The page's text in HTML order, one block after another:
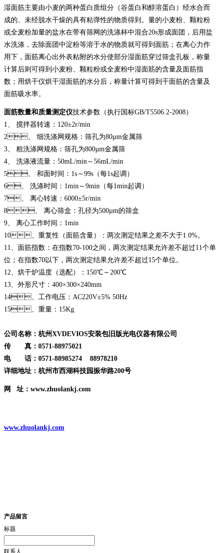
湿面筋主要由小麦的两种蛋白质组分（谷蛋白和醇溶蛋白）经水合而
成的、未经脱水干燥的具有粘弹性的物质得到。量的小麦粉、颗粒粉
或全麦粉加量的盐水在带有筛网的洗涤杯中混合20s形成面团，后用盐
水洗涤，去除面团中淀粉等溶于水的物质就可得到面筋；在离心力作
用下，面筋离心出外表粘附的水分使部分湿面筋穿过筛盒孔板，称量
计算后则可得到小麦粉、颗粒粉或全麦粉中湿面筋的含量及面筋指
数；用烘干仪烘干湿面筋的水分后，称量计算可得到干面筋的含量及
面筋吸水率。
面筋数量和质量测定仪技术参数（执行国标GB/T5506.2-2008）
1、 搅拌器转速：120±2r/min
2、 细洗涤网规格：筛孔为80µm金属筛
3、 粗洗涤网规格：筛孔为800µm金属筛
4、 洗涤液流量：50mL/min～56mL/min
5、 和面时间：1s～99s（每1s起调）
6、 洗涤时间：1min～9min（每1min起调）
7、 离心转速：6000±5r/min
8、 离心筛盒：孔径为500µm的筛盒
9、 离心工作时间：1min
10、重复性（面筋含量）：两次测定结果之差不大于1.0%。
11、面筋指数：在指数70-100之间，两次测定结果允许差不超过11个单
位；在指数70以下，两次测定结果允许差不超过15个单位。
12、烘干炉温度（选配）：150℃～200℃
13、外形尺寸：400×300×240mm
14、工作电压：AC220V±5% 50Hz
15、重量：15Kg
公司名称：杭州XVDEVIOS安装包旧版光电仪器有限公司
传 真：0571-88975021
电 话：0571-88985274 88978210
详细地址：杭州市西湖科技园振华路200号
网 址：www.zhuolankj.com
www.zhuolankj.com
产品留言
标题